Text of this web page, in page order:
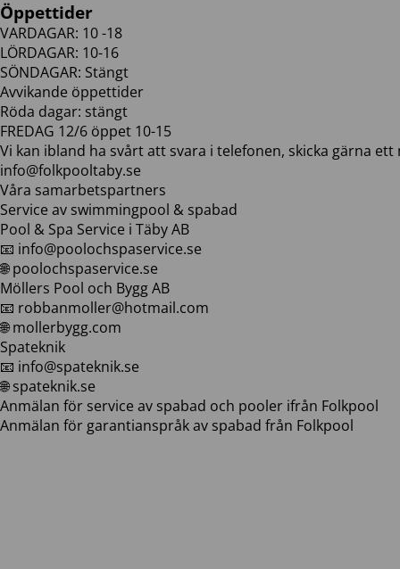
Öppettider
VARDAGAR: 10 -18
LÖRDAGAR: 10-16
SÖNDAGAR: Stängt
Avvikande öppettider
Röda dagar: stängt
FREDAG 12/6 öppet 10-15
Vi kan ibland ha svårt att svara i telefonen, skicka gärna
info@folkpooltaby.se
Våra samarbetspartners
Service av swimmingpool & spabad
Pool & Spa Service i Täby AB
📧 info@poolochspaservice.se
🌐 poolochspaservice.se
Möllers Pool och Bygg AB
📧 robbanmoller@hotmail.com
🌐 mollerbygg.com
Spateknik
📧 info@spateknik.se
🌐 spateknik.se
Anmälan för service av spabad och pooler ifrån Folkpool
Anmälan för garantianspråk av spabad från Folkpool